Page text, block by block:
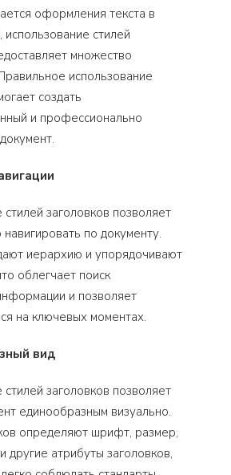
оформления текста в
стилей
множество
использование
создать
и профессионально
заголовков позволяет
по документу.
иерархию и упорядочивают
облегчает поиск
и позволяет
на ключевых моментах.
вид
заголовков позволяет
единообразным визуально.
определяют шрифт, размер,
другие атрибуты заголовков,